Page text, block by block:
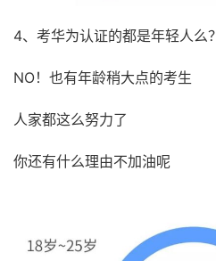
4、考华为认证的都是年轻人么？
NO！也有年龄稍大点的考生
人家都这么努力了
你还有什么理由不加油呢